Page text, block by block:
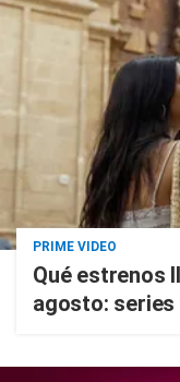
PRIME VIDEO
Qué estrenos
agosto: series